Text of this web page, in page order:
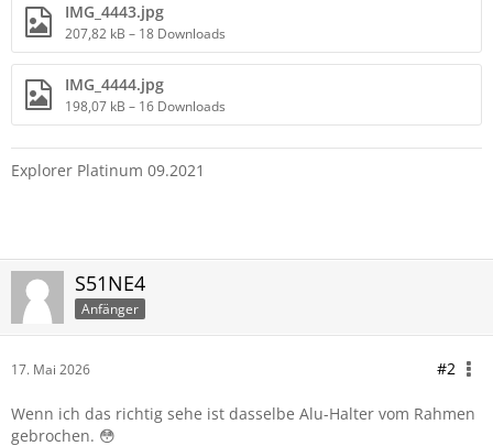
IMG_4443.jpg
207,82 kB – 18 Downloads
IMG_4444.jpg
198,07 kB – 16 Downloads
Explorer Platinum 09.2021
S51NE4
Anfänger
17. Mai 2026 #2
Wenn ich das richtig sehe ist dasselbe Alu-Halter vom Rahmen
gebrochen. 😳